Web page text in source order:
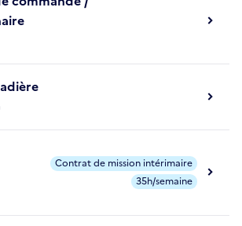
Contrat de mission intérimaire
35h/semaine